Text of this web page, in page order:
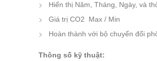
Hiển thị Năm, Tháng, Ngày, và
Giá trị CO2 Max / Min
Hoàn thành với bộ chuyển đổi
Thông số kỹ thuật: